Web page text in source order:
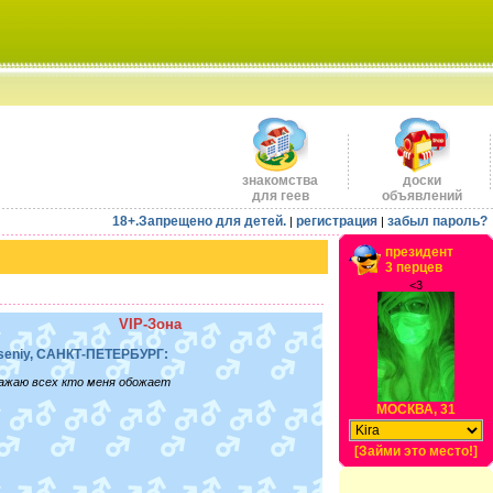
знакомства
для геев
доски
объявлений
18+.Запрещено для детей. | регистрация | забыл пароль?
VIP-Зона
САНКТ-ПЕТЕРБУРГ:
всех кто меня обожает
президент
3 перцев
<3
МОСКВА, 31
[Займи это место!]